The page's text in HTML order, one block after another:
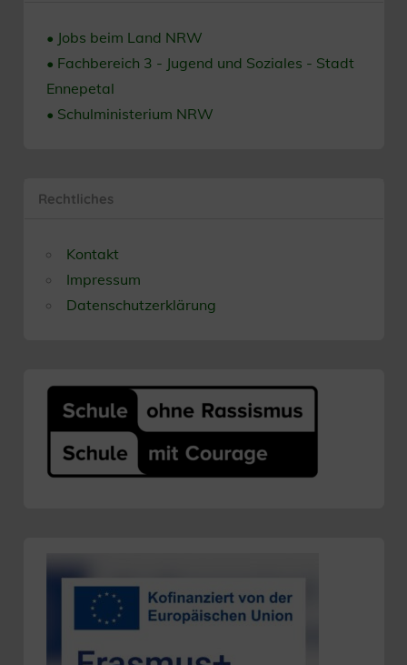
• Jobs beim Land NRW
• Fachbereich 3 - Jugend und Soziales - Stadt
Ennepetal
• Schulministerium NRW
Rechtliches
Kontakt
Impressum
Datenschutzerklärung